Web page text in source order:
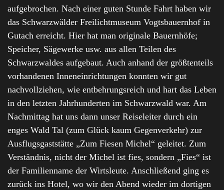
aufgebrochen. Nach einer guten Stunde Fahrt haben wir
das Schwarzwälder Freilichtmuseum Vogtsbauernhof in
Gutach erreicht. Hier hat man originale Bauernhöfe;
Speicher, Sägewerke usw. aus allen Teilen des
Schwarzwaldes aufgebaut. Auch anhand der größtenteils
vorhandenen Inneneinrichtungen konnten wir gut
nachvollziehen, wie entbehrungsreich und hart das Leben
in den letzten Jahrhunderten im Schwarzwald war. Am
Nachmittag hat uns dann unser Reiseleiter durch ein
enges Wald Tal (zum Glück kaum Gegenverkehr) zur
Ausflugsgaststätte „Zum Fiesen Michel“ geleitet. Zum
Verständnis, nicht der Michel ist fies, sondern „Fies“ ist
der Familienname der Wirtsleute. Anschließend ging es
zurück ins Hotel, wo wir den Abend wieder im dortigen